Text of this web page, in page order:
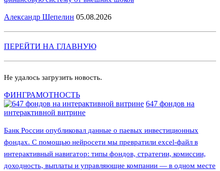
Александр Шепелин 05.08.2026
ПЕРЕЙТИ НА ГЛАВНУЮ
Не удалось загрузить новость.
ФИНГРАМОТНОСТЬ
647 фондов на
интерактивной витрине
Банк России опубликовал данные о паевых инвестиционных
фондах. С помощью нейросети мы превратили excel-файл в
интерактивный навигатор: типы фондов, стратегии, комиссии,
доходность, выплаты и управляющие компании — в одном месте